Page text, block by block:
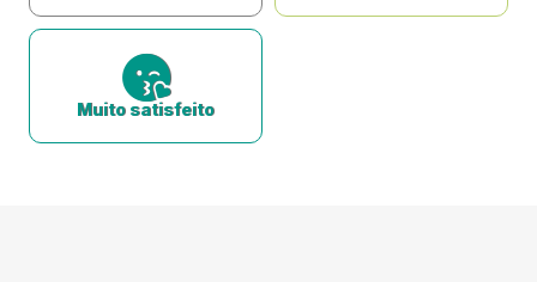
Muito satisfeito